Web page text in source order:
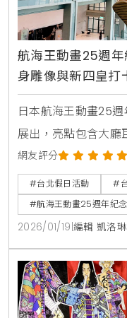
航海王動畫25週
身雕像與新四皇打
票價與周邊商品資
日本航海王動畫25
展出，亮點包含大廳
像、和之國與蛋頭島
展覽特色、周邊商品
網友評分
#台北假日活動
#
#航海王動畫25週年紀
2026/01/19 編輯 凱洛